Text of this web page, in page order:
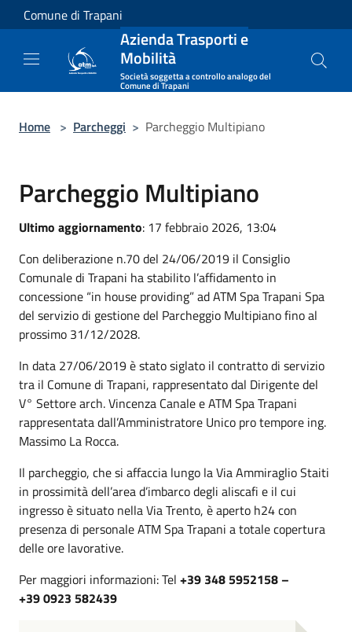
Salta al contenuto principale
Comune di Trapani
Azienda Trasporti e
Mobilità
Società soggetta a controllo analogo del
Comune di Trapani
Home > Parcheggi > Parcheggio Multipiano
Parcheggio Multipiano
Ultimo aggiornamento: 17 febbraio 2026, 13:04
Con deliberazione n.70 del 24/06/2019 il Consiglio
Comunale di Trapani ha stabilito l’affidamento in
concessione “in house providing” ad ATM Spa Trapani Spa
del servizio di gestione del Parcheggio Multipiano fino al
prossimo 31/12/2028.
In data 27/06/2019 è stato siglato il contratto di servizio
tra il Comune di Trapani, rappresentato dal Dirigente del
V° Settore arch. Vincenza Canale e ATM Spa Trapani
rappresentata dall’Amministratore Unico pro tempore ing.
Massimo La Rocca.
Il parcheggio, che si affaccia lungo la Via Ammiraglio Staiti
in prossimità dell’area d’imbarco degli aliscafi e il cui
ingresso è situato nella Via Trento, è aperto h24 con
presenza di personale ATM Spa Trapani a totale copertura
delle ore lavorative.
Per maggiori informazioni: Tel +39 348 5952158 –
+390923 582439